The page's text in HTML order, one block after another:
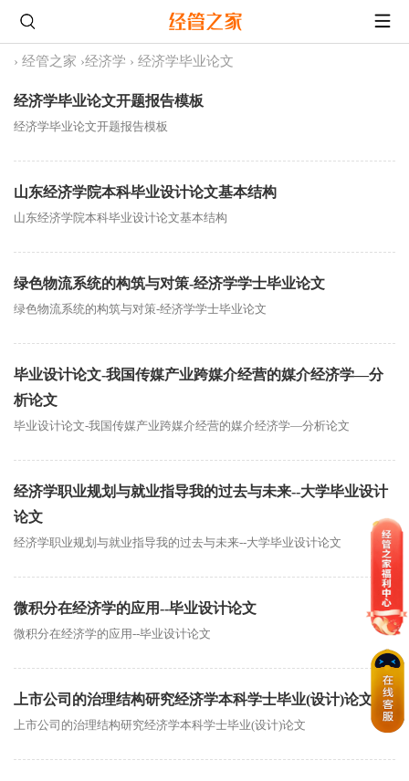
› 经管之家 ›经济学 › 经济学毕业论文
经济学毕业论文开题报告模板
经济学毕业论文开题报告模板
山东经济学院本科毕业设计论文基本结构
山东经济学院本科毕业设计论文基本结构
绿色物流系统的构筑与对策-经济学学士毕业论文
绿色物流系统的构筑与对策-经济学学士毕业论文
毕业设计论文-我国传媒产业跨媒介经营的媒介经济学—分
析论文
毕业设计论文-我国传媒产业跨媒介经营的媒介经济学—分析论文
经济学职业规划与就业指导我的过去与未来--大学毕业设计
论文
经济学职业规划与就业指导我的过去与未来--大学毕业设计论文
微积分在经济学的应用--毕业设计论文
微积分在经济学的应用--毕业设计论文
上市公司的治理结构研究经济学本科学士毕业(设计)论文
上市公司的治理结构研究经济学本科学士毕业(设计)论文